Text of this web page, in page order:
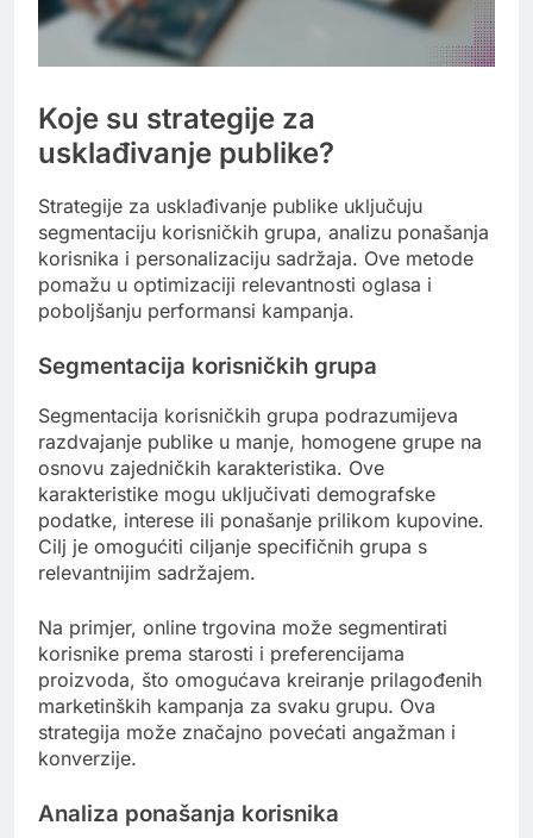
Koje su strategije za
usklađivanje publike?
Strategije za usklađivanje publike uključuju
segmentaciju korisničkih grupa, analizu ponašanja
korisnika i personalizaciju sadržaja. Ove metode
pomažu u optimizaciji relevantnosti oglasa i
poboljšanju performansi kampanja.
Segmentacija korisničkih grupa
Segmentacija korisničkih grupa podrazumijeva
razdvajanje publike u manje, homogene grupe na
osnovu zajedničkih karakteristika. Ove
karakteristike mogu uključivati demografske
podatke, interese ili ponašanje prilikom kupovine.
Cilj je omogućiti ciljanje specifičnih grupa s
relevantnijim sadržajem.
Na primjer, online trgovina može segmentirati
korisnike prema starosti i preferencijama
proizvoda, što omogućava kreiranje prilagođenih
marketinških kampanja za svaku grupu. Ova
strategija može značajno povećati angažman i
konverzije.
Analiza ponašanja korisnika